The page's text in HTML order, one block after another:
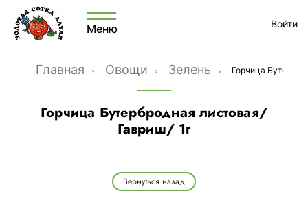
Меню Войти
Главная Овощи Зелень Горчица
Горчица Бутербродная листовая/
Гавриш/ 1г
Вернуться назад